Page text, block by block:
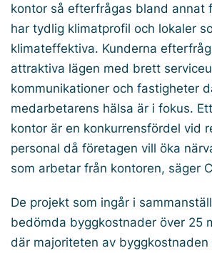
kontor så efterfrågas bland annat
har tydlig klimatprofil och lokaler
klimateffektiva. Kunderna
attraktiva lägen med brett
kommunikationer och fastigheter
medarbetarens hälsa är i fokus.
kontor är en konkurrensfördel vid
personal då företagen vill öka
som arbetar från kontoren, säger
De projekt som ingår i
bedömda byggkostnader över 25
där majoriteten av